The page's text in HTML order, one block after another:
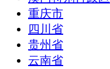
重庆市
四川省
贵州省
云南省